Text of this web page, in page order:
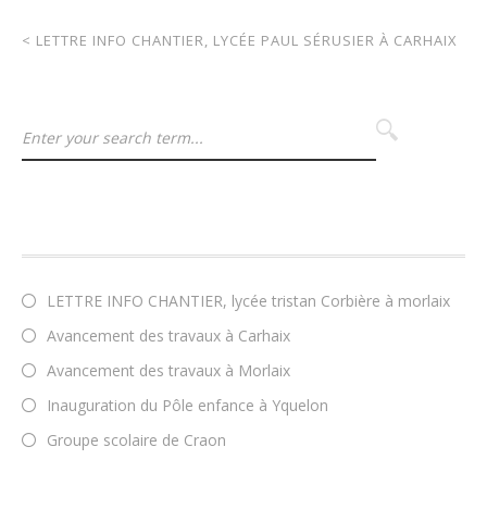
< LETTRE INFO CHANTIER, LYCÉE PAUL SÉRUSIER À CARHAIX
LETTRE INFO CHANTIER, lycée tristan Corbière à morlaix
Avancement des travaux à Carhaix
Avancement des travaux à Morlaix
Inauguration du Pôle enfance à Yquelon
Groupe scolaire de Craon